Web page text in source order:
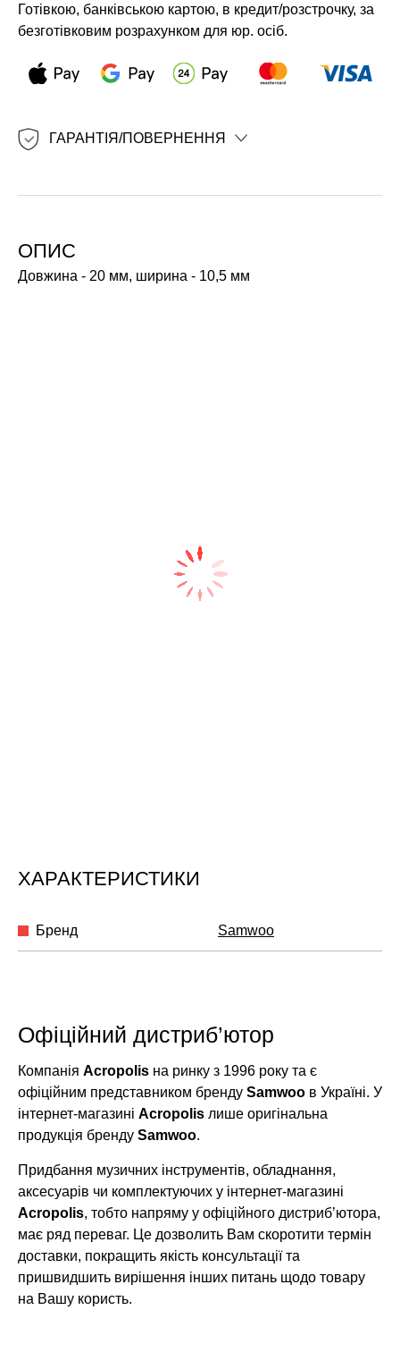
Копіювати
Готівкою, банківською картою, в кредит/розстрочку, за
безготівковим розрахунком для юр. осіб.
ГАРАНТІЯ/ПОВЕРНЕННЯ
ОПИС
Довжина - 20 мм, ширина - 10,5 мм
ХАРАКТЕРИСТИКИ
Бренд Samwoo
Офіційний дистриб’ютор
Компанія Acropolis на ринку з 1996 року та є
офіційним представником бренду Samwoo в Україні. У
інтернет-магазині Acropolis лише оригінальна
продукція бренду Samwoo.
Придбання музичних інструментів, обладнання,
аксесуарів чи комплектуючих у інтернет-магазині
Acropolis, тобто напряму у офіційного дистриб’ютора,
має ряд переваг. Це дозволить Вам скоротити термін
доставки, покращить якість консультації та
пришвидшить вирішення інших питань щодо товару
на Вашу користь.